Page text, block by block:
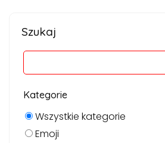
Szukaj
Kategorie
Wszystkie kategorie
Emoji